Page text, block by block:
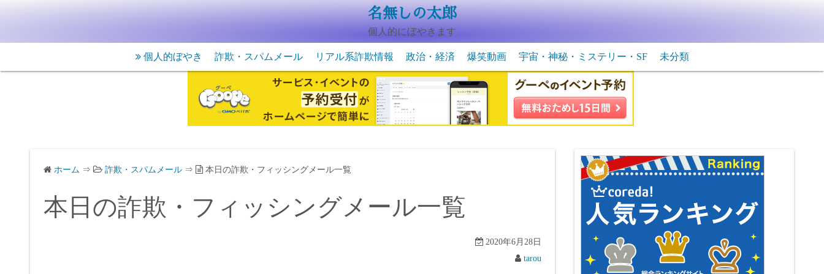
名無しの太郎
個人的にぼやきます
個人的ぼやき 詐欺・スパムメール リアル系詐欺情報 政治・経済 爆笑動画
動物系の爆笑動画
宇宙・神秘・ミステリー・SF
未確認生物・飛行物体
宇宙・ＳＦ
未分類
ホーム ⇒ 詐欺・スパムメール ⇒ 本日の詐欺・フィッシングメール一覧
本日の詐欺・フィッシングメール一覧
2020年6月28日
tarou